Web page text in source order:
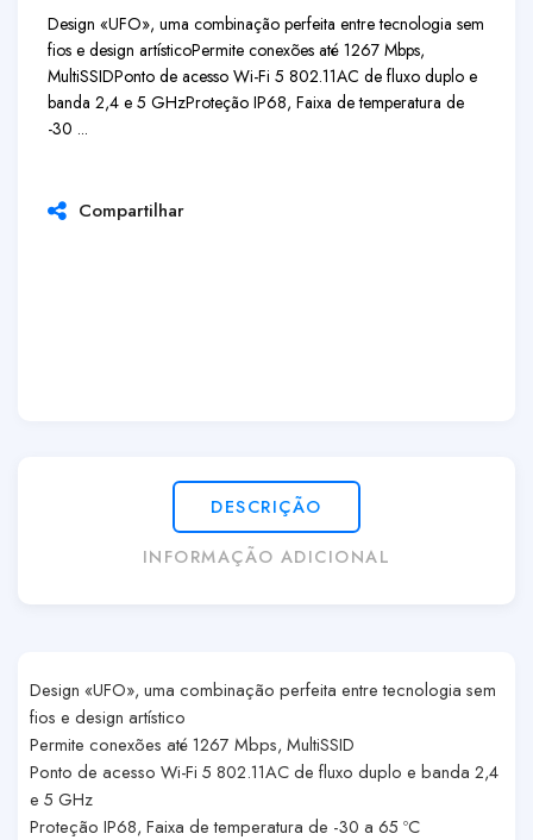
Design «UFO», uma combinação perfeita entre tecnologia sem
fios e design artísticoPermite conexões até 1267 Mbps,
MultiSSIDPonto de acesso Wi-Fi 5 802.11AC de fluxo duplo e
banda 2,4 e 5 GHzProteção IP68, Faixa de temperatura de
-30 ...
Compartilhar
DESCRIÇÃO
INFORMAÇÃO ADICIONAL
Design «UFO», uma combinação perfeita entre tecnologia sem
fios e design artístico
Permite conexões até 1267 Mbps, MultiSSID
Ponto de acesso Wi-Fi 5 802.11AC de fluxo duplo e banda 2,4
e 5 GHz
Proteção IP68, Faixa de temperatura de -30 a 65 ºC